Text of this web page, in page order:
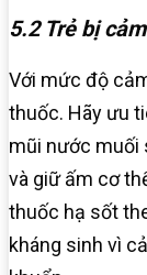
5.2 Trẻ bị
Với mức độ
thuốc. Hãy ưu
mũi nước muối
và giữ ấm cơ
thuốc hạ sốt
kháng sinh vì